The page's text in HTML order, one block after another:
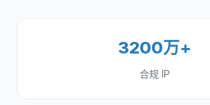
3200万+
合规 IP